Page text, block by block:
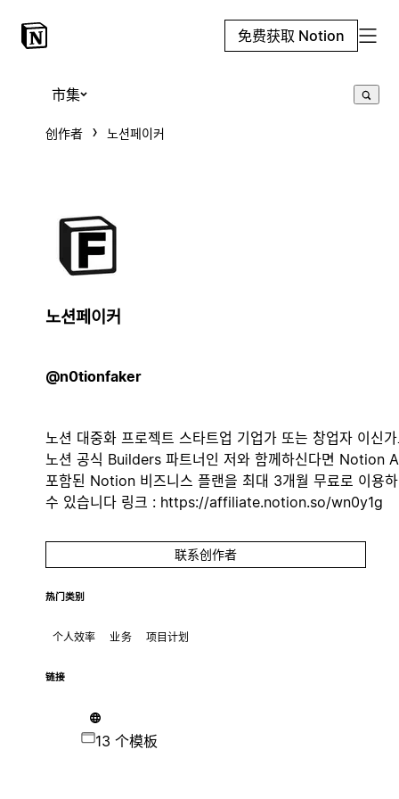
免费获取 Notion
市集
创作者 노션페이커
노션페이커
@n0tionfaker
노션 대중화 프로젝트 스타트업 기업가 또는 창업자 이신
노션 공식 Builders 파트너인 저와 함께하신다면 Notion
포함된 Notion 비즈니스 플랜을 최대 3개월 무료로 이용
수 있습니다 링크 : https://affiliate.notion.so/wn0y1g
联系创作者
热门类别
个人效率 业务 项目计划
链接
13 个模板